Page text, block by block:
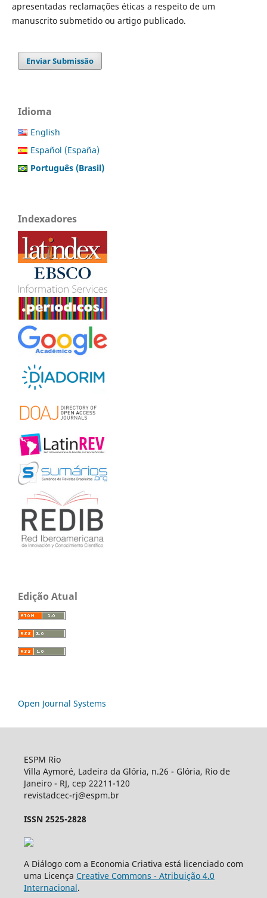
apresentadas reclamações éticas a respeito de um
manuscrito submetido ou artigo publicado.
Enviar Submissão
Idioma
English
Español (España)
Português (Brasil)
Indexadores
Edição Atual
Open Journal Systems
ESPM Rio
Villa Aymoré, Ladeira da Glória, n.26 - Glória, Rio de
Janeiro - RJ, cep 22211-120
revistadcec-rj@espm.br
ISSN 2525-2828
A Diálogo com a Economia Criativa está licenciado com
uma Licença Creative Commons - Atribuição 4.0
Internacional.